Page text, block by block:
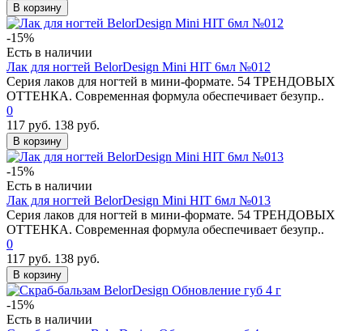
В корзину
-15%
Есть в наличии
Лак для ногтей BelorDesign Mini HIT 6мл №012
Серия лаков для ногтей в мини-формате. 54 ТРЕНДОВЫХ
ОТТЕНКА. Современная формула обеспечивает безупр..
0
117 руб. 138 руб.
В корзину
-15%
Есть в наличии
Лак для ногтей BelorDesign Mini HIT 6мл №013
Серия лаков для ногтей в мини-формате. 54 ТРЕНДОВЫХ
ОТТЕНКА. Современная формула обеспечивает безупр..
0
117 руб. 138 руб.
В корзину
-15%
Есть в наличии